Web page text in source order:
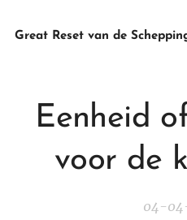
Great Reset van de
Eenheid
voor de
04-